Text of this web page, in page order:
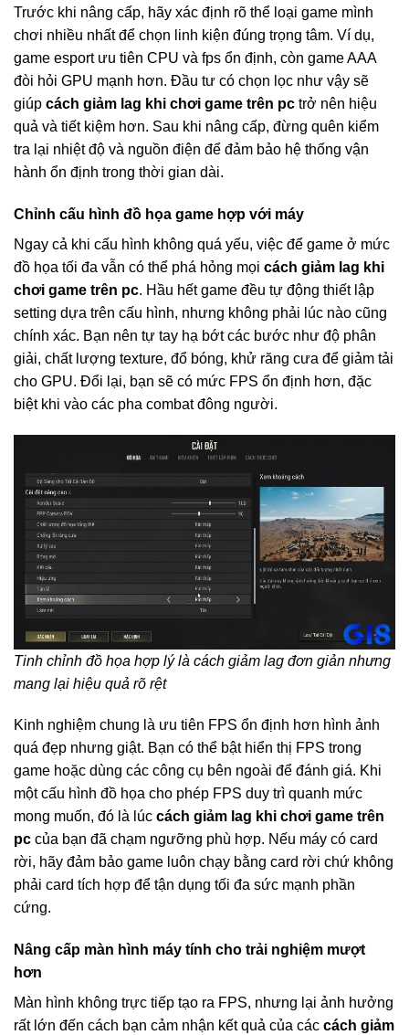
Trước khi nâng cấp, hãy xác định rõ thể loại game mình
chơi nhiều nhất để chọn linh kiện đúng trọng tâm. Ví dụ,
game esport ưu tiên CPU và fps ổn định, còn game AAA
đòi hỏi GPU mạnh hơn. Đầu tư có chọn lọc như vậy sẽ
giúp cách giảm lag khi chơi game trên pc trở nên hiệu
quả và tiết kiệm hơn. Sau khi nâng cấp, đừng quên kiểm
tra lại nhiệt độ và nguồn điện để đảm bảo hệ thống vận
hành ổn định trong thời gian dài.
Chỉnh cấu hình đồ họa game hợp với máy
Ngay cả khi cấu hình không quá yếu, việc để game ở mức
đồ họa tối đa vẫn có thể phá hỏng mọi cách giảm lag khi
chơi game trên pc. Hầu hết game đều tự động thiết lập
setting dựa trên cấu hình, nhưng không phải lúc nào cũng
chính xác. Bạn nên tự tay hạ bớt các bước như độ phân
giải, chất lượng texture, đổ bóng, khử răng cưa để giảm tải
cho GPU. Đổi lại, bạn sẽ có mức FPS ổn định hơn, đặc
biệt khi vào các pha combat đông người.
Tinh chỉnh đồ họa hợp lý là cách giảm lag đơn giản nhưng
mang lại hiệu quả rõ rệt
Kinh nghiệm chung là ưu tiên FPS ổn định hơn hình ảnh
quá đẹp nhưng giật. Bạn có thể bật hiển thị FPS trong
game hoặc dùng các công cụ bên ngoài để đánh giá. Khi
một cấu hình đồ họa cho phép FPS duy trì quanh mức
mong muốn, đó là lúc cách giảm lag khi chơi game trên
pc của bạn đã chạm ngưỡng phù hợp. Nếu máy có card
rời, hãy đảm bảo game luôn chạy bằng card rời chứ không
phải card tích hợp để tận dụng tối đa sức mạnh phần
cứng.
Nâng cấp màn hình máy tính cho trải nghiệm mượt
hơn
Màn hình không trực tiếp tạo ra FPS, nhưng lại ảnh hưởng
rất lớn đến cách bạn cảm nhận kết quả của các cách giảm